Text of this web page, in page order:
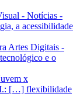
- Notícias -
a acessibilidade
Artes Digitais -
e o
x
[…] flexibilidade